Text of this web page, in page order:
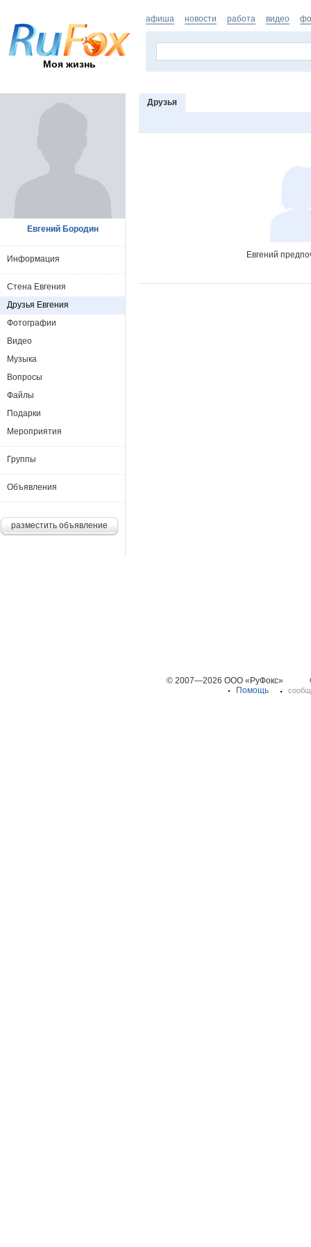
Моя жизнь
афиша новости работа видео
Друзья
Евгений
Евгений Бородин
Информация
Стена Евгения
Друзья Евгения
Фотографии
Видео
Музыка
Вопросы
Файлы
Подарки
Мероприятия
Группы
Объявления
разместить объявление
© 2007—2026 ООО «РуФокс»
Помощь